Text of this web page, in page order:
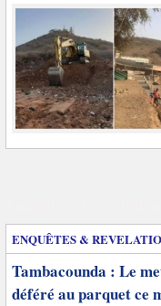
ENQUÊTES &
Tambacounda : Le
déféré au parquet ce